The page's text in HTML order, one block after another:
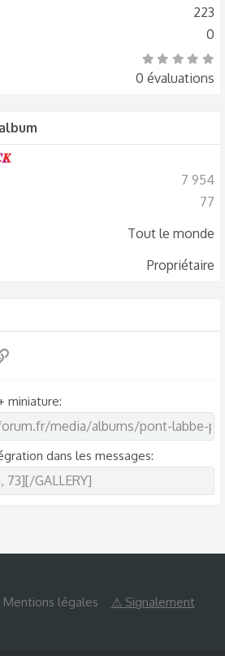
223
0
e
0 évaluations
7 954
77
Tout le monde
Propriétaire
miniature
dans les messages
Mentions légales ⚠ Signalement